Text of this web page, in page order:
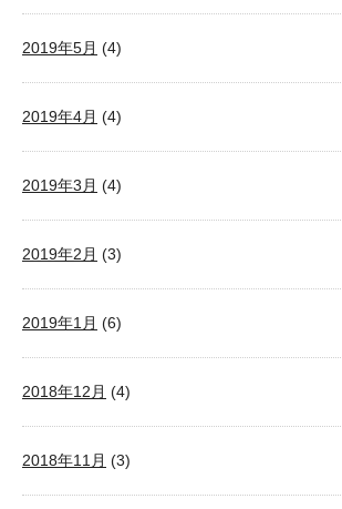
2019年5月 (4)
2019年4月 (4)
2019年3月 (4)
2019年2月 (3)
2019年1月 (6)
2018年12月 (4)
2018年11月 (3)